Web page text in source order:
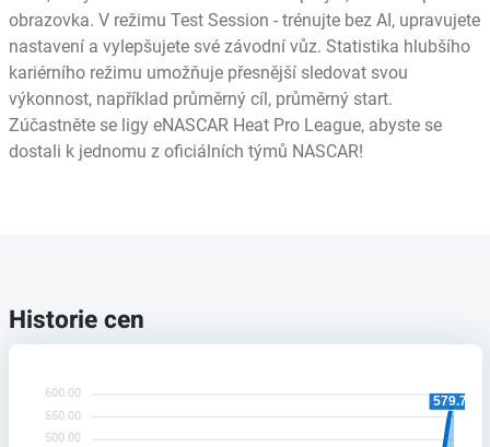
obrazovka. V režimu Test Session - trénujte bez AI, upravujete
nastavení a vylepšujete své závodní vůz. Statistika hlubšího
kariérního režimu umožňuje přesnější sledovat svou
výkonnost, například průměrný cíl, průměrný start.
Zúčastněte se ligy eNASCAR Heat Pro League, abyste se
dostali k jednomu z oficiálních týmů NASCAR!
Historie cen
600.00
550.00
500.00
579.75